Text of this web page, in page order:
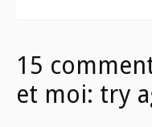
15
et moi: try